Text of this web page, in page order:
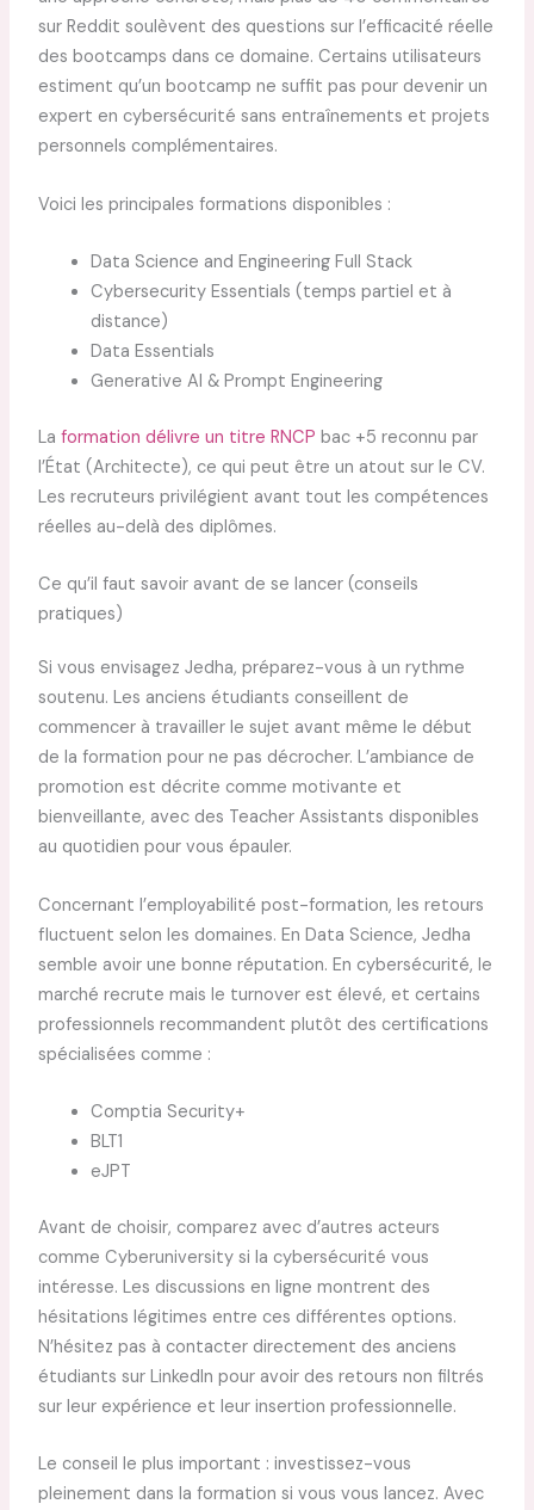
sur Reddit soulèvent des questions sur l’efficacité réelle
des bootcamps dans ce domaine. Certains utilisateurs
estiment qu’un bootcamp ne suffit pas pour devenir un
expert en cybersécurité sans entraînements et projets
personnels complémentaires.
Voici les principales formations disponibles :
Data Science and Engineering Full Stack
Cybersecurity Essentials (temps partiel et à
distance)
Data Essentials
Generative AI & Prompt Engineering
La formation délivre un titre RNCP bac +5 reconnu par
l’État (Architecte), ce qui peut être un atout sur le CV.
Les recruteurs privilégient avant tout les compétences
réelles au-delà des diplômes.
Ce qu’il faut savoir avant de se lancer (conseils
pratiques)
Si vous envisagez Jedha, préparez-vous à un rythme
soutenu. Les anciens étudiants conseillent de
commencer à travailler le sujet avant même le début
de la formation pour ne pas décrocher. L’ambiance de
promotion est décrite comme motivante et
bienveillante, avec des Teacher Assistants disponibles
au quotidien pour vous épauler.
Concernant l’employabilité post-formation, les retours
fluctuent selon les domaines. En Data Science, Jedha
semble avoir une bonne réputation. En cybersécurité, le
marché recrute mais le turnover est élevé, et certains
professionnels recommandent plutôt des certifications
spécialisées comme :
Comptia Security+
BLT1
eJPT
Avant de choisir, comparez avec d’autres acteurs
comme Cyberuniversity si la cybersécurité vous
intéresse. Les discussions en ligne montrent des
hésitations légitimes entre ces différentes options.
N’hésitez pas à contacter directement des anciens
étudiants sur LinkedIn pour avoir des retours non filtrés
sur leur expérience et leur insertion professionnelle.
Le conseil le plus important : investissez-vous
pleinement dans la formation si vous vous lancez. Avec